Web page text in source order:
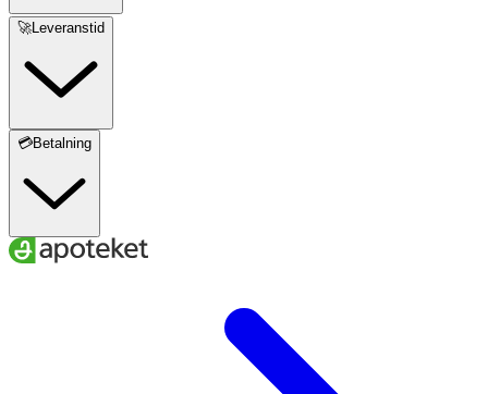
🚀Leveranstid
💳Betalning